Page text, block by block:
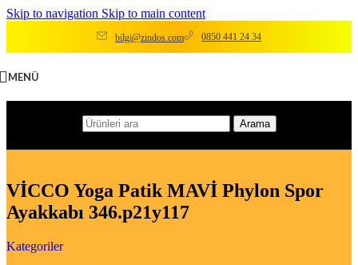
Skip to navigation Skip to main content
bilgi@zindos.com 0850 441 24 34
MENÜ
Arama
VİCCO Yoga Patik MAVİ Phylon Spor
Ayakkabı 346.p21y117
Kategoriler